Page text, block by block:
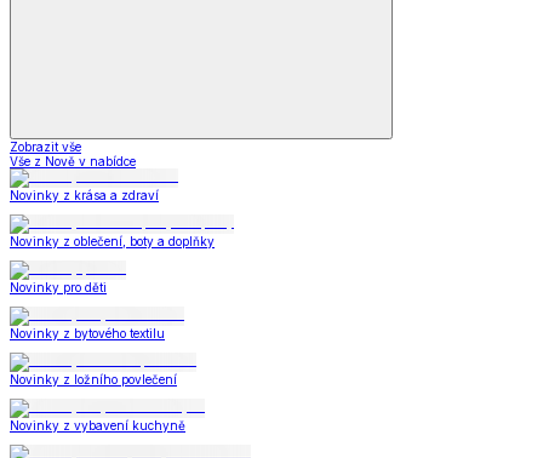
Zobrazit vše
Vše z Nově v nabídce
Novinky z krása a zdraví
Novinky z oblečení, boty a doplňky
Novinky pro děti
Novinky z bytového textilu
Novinky z ložního povlečení
Novinky z vybavení kuchyně